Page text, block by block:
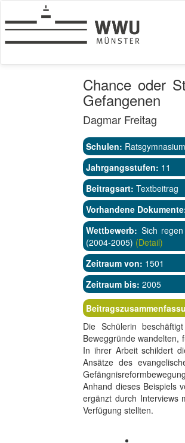
Chance oder
Gefangenen
Dagmar Freitag
Schulen:
Jahrgangsstufen: 11
Beitragsart: Textbeitrag
Vorhandene
Wettbewerb: Sich
(2004-2005) (Detail)
Zeitraum von: 1501
Zeitraum bis: 2005
Die Schülerin
Beweggründe wandelten,
In ihrer Arbeit schildert
Ansätze des
Anhand dieses Beispiels
ergänzt durch Interviews
Verfügung stellten.